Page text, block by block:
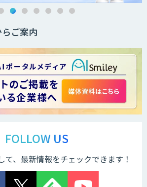
AI・DXコンサルティング伴走支援サービ
ChatGPTプロトタイプ開発
低コスト・短納期のAI受託開発
ご案内
FOLLOW US
て、最新情報をチェックできます！